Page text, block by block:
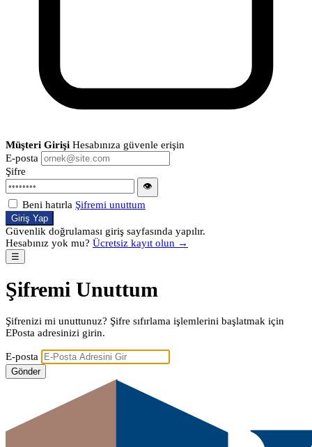
Müşteri Girişi Hesabınıza güvenle erişin
E-posta
Şifre
👁
Beni hatırla Şifremi unuttum
Giriş Yap
Güvenlik doğrulaması giriş sayfasında yapılır.
Hesabınız yok mu? Ücretsiz kayıt olun →
☰
Şifremi Unuttum
Şifrenizi mi unuttunuz? Şifre sıfırlama işlemlerini başlatmak için
EPosta adresinizi girin.
E-posta
Gönder